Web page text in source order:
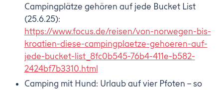
Campingplätze gehören auf jede Bucket List
(25.6.25):
https://www.focus.de/reisen/von-norwegen-bis-
kroatien-diese-campingplaetze-gehoeren-auf-
jede-bucket-list_8fc0b545-76b4-411e-b582-
2424bf7b3310.html
Camping mit Hund: Urlaub auf vier Pfoten – so